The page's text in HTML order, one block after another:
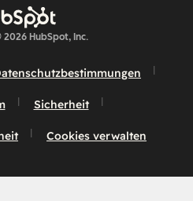
HubSpot, Inc.
Sicherheit
Cookies verwalten